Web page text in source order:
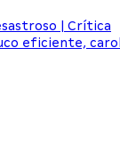
| Crítica
eficiente,